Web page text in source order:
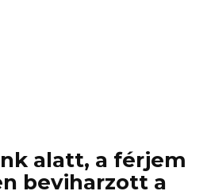
alatt, a férjem
beviharzott a